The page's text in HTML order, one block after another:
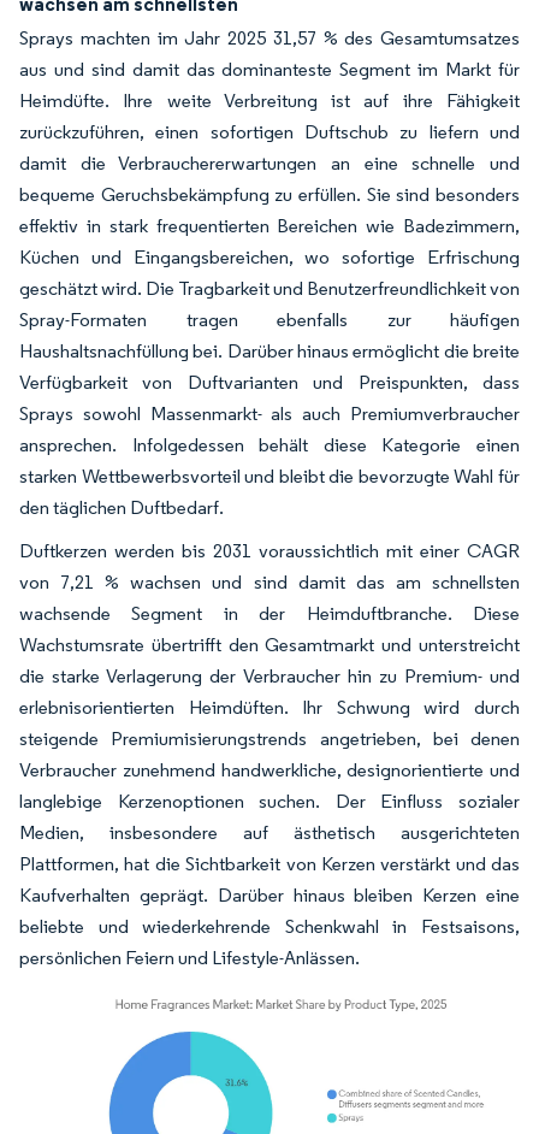
Sprays machten im Jahr 2025 31,57 % des Gesamtumsatzes
aus und sind damit das dominanteste Segment im Markt für
Heimdüfte. Ihre weite Verbreitung ist auf ihre Fähigkeit
zurückzuführen, einen sofortigen Duftschub zu liefern und
damit die Verbrauchererwartungen an eine schnelle und
bequeme Geruchsbekämpfung zu erfüllen. Sie sind besonders
effektiv in stark frequentierten Bereichen wie Badezimmern,
Küchen und Eingangsbereichen, wo sofortige Erfrischung
geschätzt wird. Die Tragbarkeit und Benutzerfreundlichkeit von
Spray-Formaten tragen ebenfalls zur häufigen
Haushaltsnachfüllung bei. Darüber hinaus ermöglicht die breite
Verfügbarkeit von Duftvarianten und Preispunkten, dass
Sprays sowohl Massenmarkt- als auch Premiumverbraucher
ansprechen. Infolgedessen behält diese Kategorie einen
starken Wettbewerbsvorteil und bleibt die bevorzugte Wahl für
den täglichen Duftbedarf.
Duftkerzen werden bis 2031 voraussichtlich mit einer CAGR
von 7,21 % wachsen und sind damit das am schnellsten
wachsende Segment in der Heimduftbranche. Diese
Wachstumsrate übertrifft den Gesamtmarkt und unterstreicht
die starke Verlagerung der Verbraucher hin zu Premium- und
erlebnisorientierten Heimdüften. Ihr Schwung wird durch
steigende Premiumisierungstrends angetrieben, bei denen
Verbraucher zunehmend handwerkliche, designorientierte und
langlebige Kerzenoptionen suchen. Der Einfluss sozialer
Medien, insbesondere auf ästhetisch ausgerichteten
Plattformen, hat die Sichtbarkeit von Kerzen verstärkt und das
Kaufverhalten geprägt. Darüber hinaus bleiben Kerzen eine
beliebte und wiederkehrende Schenkwahl in Festsaisons,
persönlichen Feiern und Lifestyle-Anlässen.